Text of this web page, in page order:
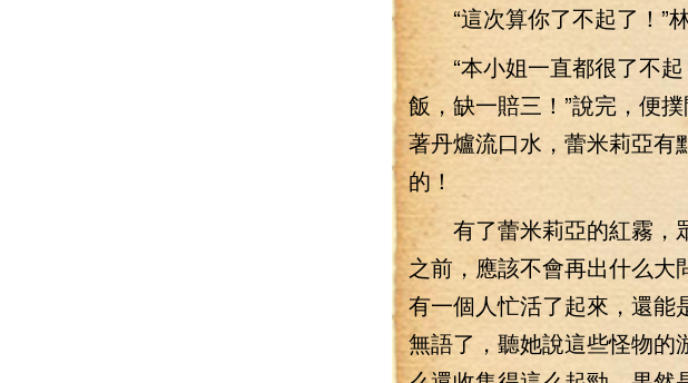
“這次算你了不起了！”林
“本小姐一直都很了不起
飯，缺一賠三！”說完，便
著丹爐流口水，蕾米莉亞有
的！
有了蕾米莉亞的紅霧，眾
之前，應該不會再出什么
有一個人忙活了起來，還能
無語了，聽她說這些怪物的